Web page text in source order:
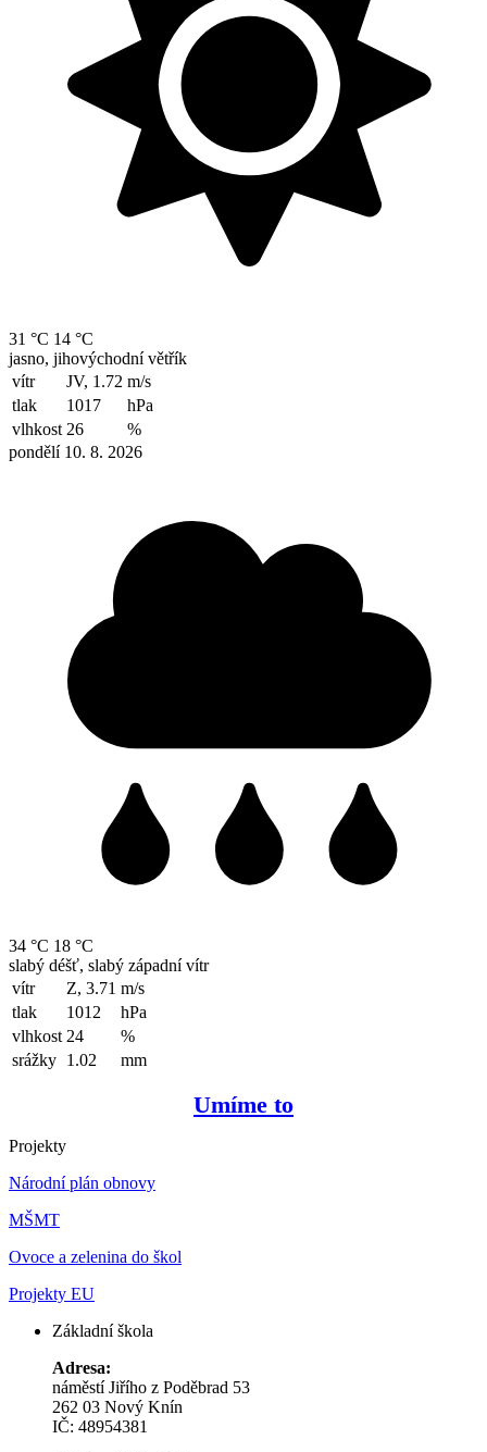
31 °C 14 °C
jasno, jihovýchodní větřík
vítr
JV, 1.72 m/s
tlak
1017
hPa
vlhkost 26
%
pondělí 10. 8. 2026
34 °C 18 °C
slabý déšť, slabý západní vítr
vítr
Z, 3.71 m/s
tlak
1012
hPa
vlhkost 24
%
srážky 1.02 mm
Umíme to
Projekty
Národní plán obnovy
MŠMT
Ovoce a zelenina do škol
Projekty EU
Základní škola
Adresa:
náměstí Jiřího z Poděbrad 53
262 03 Nový Knín
IČ: 48954381